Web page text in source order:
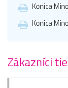
Konica
Konica
Zákazníci